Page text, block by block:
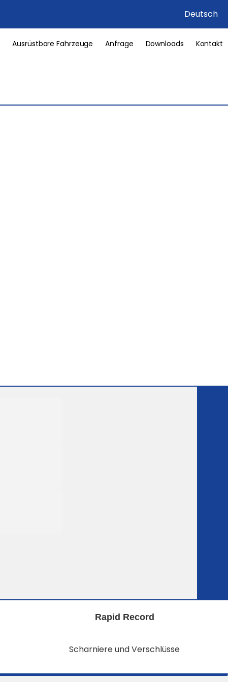
Deutsch
Ausrüstbare Fahrzeuge Anfrage Downloads Kontakt
Rapid Record
Scharniere und Verschlüsse